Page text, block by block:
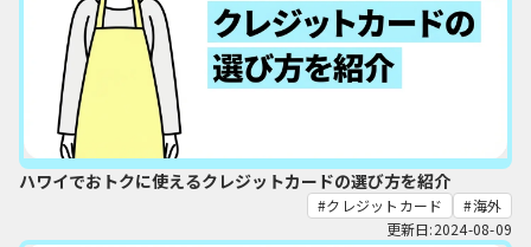
ハワイでおトクに使えるクレジットカードの選び方を紹介
クレジットカード
海外
更新日:2024-08-09